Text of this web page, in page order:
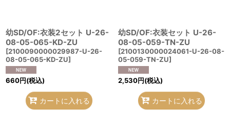
幼SD/OF:衣装2セット U-26-
08-05-065-KD-ZU
[2100090000029987-U-26-
08-05-065-KD-ZU]
660円(税込)
カートに入れる
幼SD/OF:衣装セット U-26-
08-05-059-TN-ZU
[2100130000024061-U-26-08-
05-059-TN-ZU]
2,530円(税込)
カートに入れる